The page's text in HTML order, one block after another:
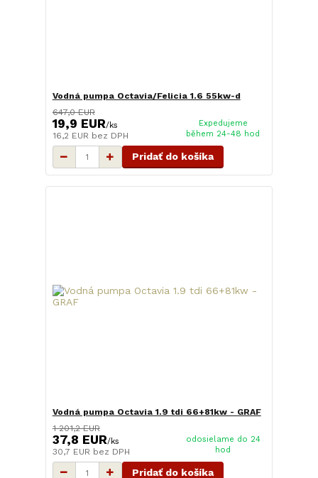
Vodná pumpa Octavia/Felicia 1.6 55kw-d
647,0 EUR
19,9 EUR/ks
16,2 EUR bez DPH
Expedujeme
během 24-48 hod
Pridať do košíka
Vodná pumpa Octavia 1.9 tdi 66+81kw - GRAF
1 201,2 EUR
37,8 EUR/ks
30,7 EUR bez DPH
odosielame do 24
hod
Pridať do košíka